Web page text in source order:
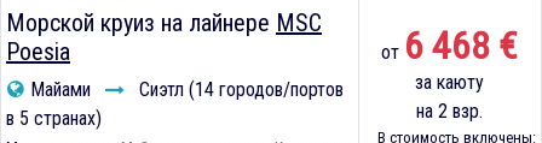
Морской круиз на лайнере MSC
Poesia
Майами
Сиэтл (14 городов/портов
в 5 странах)
от 6 468 €
за каюту
на 2 взр.
В стоимость включены: